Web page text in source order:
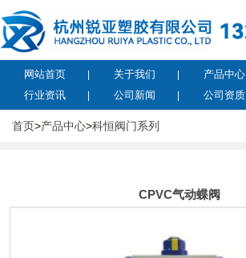
网站首页 关于我们 产品中心
行业资讯
公司新闻 公司资质
首页>产品中心>科恒阀门系列
CPVC气动蝶阀